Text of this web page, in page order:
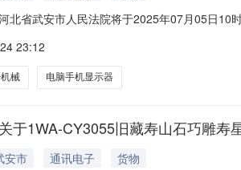
北省武安市人民法院将于2025年07月05日10
场价仅为平台默认填写，不能作为实际市场
23:12
机械 电脑手机显示器
于1WA-CY3055旧藏寿山石巧雕寿
安市 通讯电子
货物